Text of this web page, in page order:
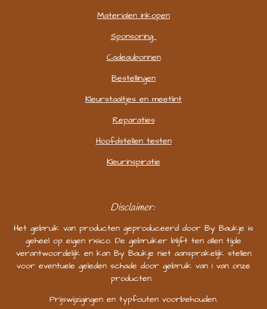
Materialen inkopen
Sponsoring
Cadeaubonnen
Bestellingen
Kleurstaaltjes en meetlint
Reparaties
Hoofdstellen testen
Kleurinspiratie
Disclaimer:
Het gebruik van producten geproduceerd door By Baukje is
geheel op eigen risico. De gebruiker blijft ten allen tijde
verantwoordelijk en kan By Baukje niet aansprakelijk stellen
voor eventuele geleden schade door gebruik van 1 van onze
producten.
Prijswijzigingen en typfouten voorbehouden.